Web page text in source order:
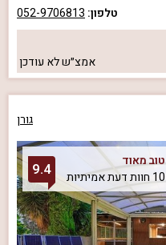
טלפון: 052-9706813
אמצ״שלא עודכן
גורן
טוב מאוד
10 חוות דעת אמיתיות
9.4